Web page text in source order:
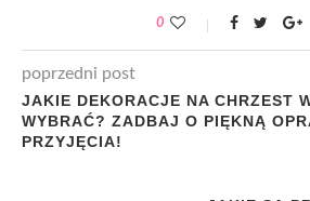
0
poprzedni post
JAKIE DEKORACJE NA CHRZEST
WYBRAĆ? ZADBAJ O PIĘKNĄ
PRZYJĘCIA!